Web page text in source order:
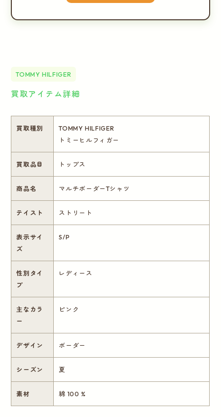
TOMMY HILFIGER
買取アイテム詳細
買取種別
TOMMY HILFIGER
トミーヒルフィガー
買取品目 トップス
商品名 マルチボーダーTシャツ
テイスト ストリート
表示サイ
ズ
S/P
性別タイ
プ
レディース
主なカラ
ー
ピンク
デザイン ボーダー
シーズン 夏
素材 綿 100 %